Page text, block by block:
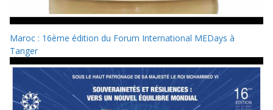
Maroc : 16ème édition du Forum International MEDays à
Tanger